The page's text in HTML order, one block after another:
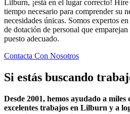
Lilburn, ¡está en el lugar correcto!
tiempo necesario para comprender su
necesidades únicas. Somos expertos
de dotación de personal que
puesto adecuado.
Contacta Con Nosotros
Si estás buscando
Desde 2001, hemos ayudado a
excelentes trabajos en Lilburn y a